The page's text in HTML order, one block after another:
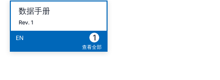
数据手册
Rev. 1
EN 1
查看全部